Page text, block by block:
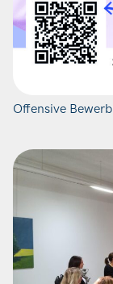
Offensive